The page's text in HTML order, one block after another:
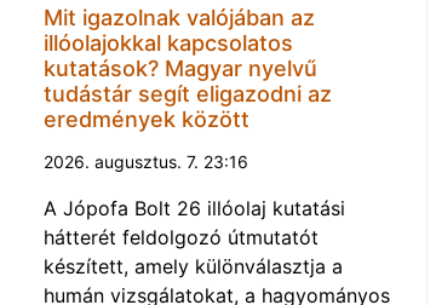
Mit igazolnak valójában az
illóolajokkal kapcsolatos
kutatások? Magyar nyelvű
tudástár segít eligazodni az
eredmények között
2026. augusztus. 7. 23:16
A Jópofa Bolt 26 illóolaj kutatási
hátterét feldolgozó útmutatót
készített, amely különválasztja a
humán vizsgálatokat, a hagyományos